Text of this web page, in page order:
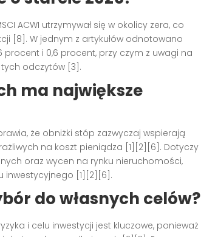
ACWI utrzymywał się w okolicy zera, co
[8]. W jednym z artykułów odnotowano
i 0,6 procent, przy czym z uwagi na
odczytów [3].
ma największe
że obniżki stóp zazwyczaj wspierają
na koszt pieniądza [1][2][6]. Dotyczy
oraz wycen na rynku nieruchomości,
inwestycyjnego [1][2][6].
do własnych celów?
i celu inwestycji jest kluczowe, ponieważ